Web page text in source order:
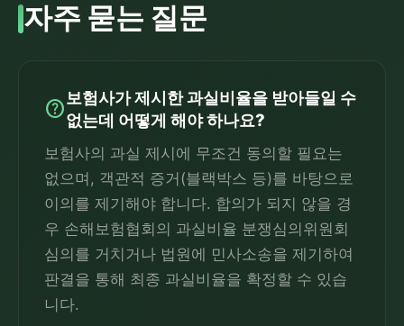
자주 묻는 질문
help보험사가 제시한 과실비율을 받아들일 수
없는데 어떻게 해야 하나요?
보험사의 과실 제시에 무조건 동의할 필요는
없으며, 객관적 증거(블랙박스 등)를 바탕으로
이의를 제기해야 합니다. 합의가 되지 않을 경
우 손해보험협회의 과실비율 분쟁심의위원회
심의를 거치거나 법원에 민사소송을 제기하여
판결을 통해 최종 과실비율을 확정할 수 있습
니다.